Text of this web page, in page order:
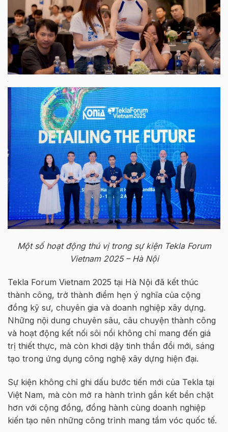
Một số hoạt động thú vị trong sự kiện Tekla Forum
Vietnam 2025 – Hà Nội
Tekla Forum Vietnam 2025 tại Hà Nội đã kết thúc
thành công, trở thành điểm hẹn ý nghĩa của cộng
đồng kỹ sư, chuyên gia và doanh nghiệp xây dựng.
Những nội dung chuyên sâu, câu chuyện thành công
và hoạt động kết nối sôi nổi không chỉ mang đến giá
trị thiết thực, mà còn khơi dậy tinh thần đổi mới, sáng
tạo trong ứng dụng công nghệ xây dựng hiện đại.
Sự kiện không chỉ ghi dấu bước tiến mới của Tekla tại
Việt Nam, mà còn mở ra hành trình gắn kết bền chặt
hơn với cộng đồng, đồng hành cùng doanh nghiệp
kiến tạo nên những công trình mang tầm vóc quốc tế.